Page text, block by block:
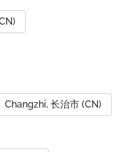
Changzhi, 长治市 (CN)